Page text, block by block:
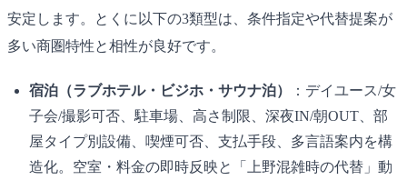
安定します。とくに以下の3類型は、条件指定や代替提案が
多い商圏特性と相性が良好です。
宿泊（ラブホテル・ビジホ・サウナ泊）
：デイユース/女
子会/撮影可否、駐車場、高さ制限、深夜IN/朝OUT、部
屋タイプ別設備、喫煙可否、支払手段、多言語案内を構
造化。空室・料金の即時反映と「上野混雑時の代替」動